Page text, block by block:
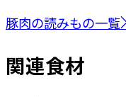
豚肉の読みもの一覧
関連食材